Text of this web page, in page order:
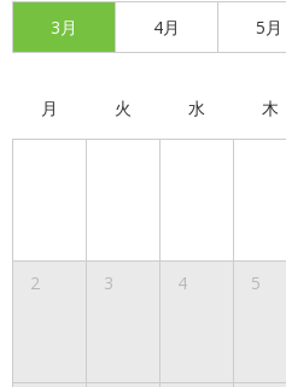
3月 4月 5月
月 火 水 木
2 3 4 5